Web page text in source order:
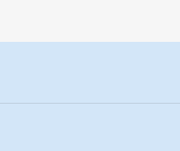
化操作，没有人为误差，